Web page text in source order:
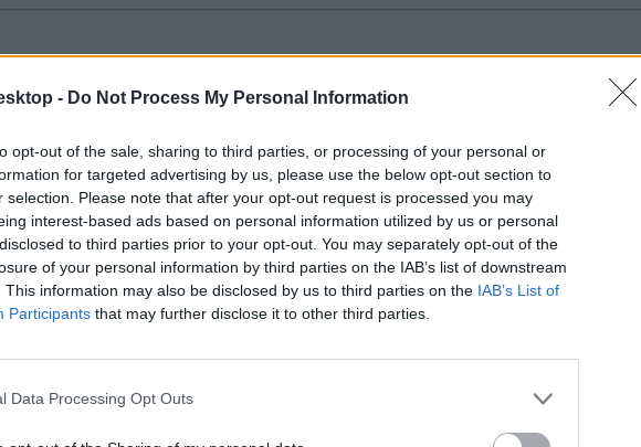
- Do Not Process My Personal Information
opt-out of the sale, sharing to third parties, or processing of your personal or
for targeted advertising by us, please use the below opt-out section to
selection. Please note that after your opt-out request is processed you may
interest-based ads based on personal information utilized by us or personal
to third parties prior to your opt-out. You may separately opt-out of the
of your personal information by third parties on the IAB’s list of downstream
This information may also be disclosed by us to third parties on the IAB’s List of
Participants that may further disclose it to other third parties.
Data Processing Opt Outs
mit találtok az érettségik alatt az Eduline-on?
is készülünk erre a mozgalmas időszakra - mutatjuk, mit találtok a vizsgák napján nálunk.
tettetek? Itt vannak a megoldások
Most már ők is megnézhetik a hivatalos megoldásokat.